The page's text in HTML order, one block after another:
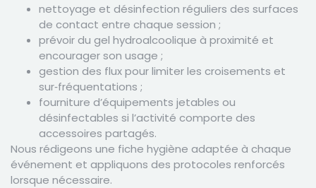
nettoyage et désinfection réguliers des surfaces
de contact entre chaque session ;
prévoir du gel hydroalcoolique à proximité et
encourager son usage ;
gestion des flux pour limiter les croisements et
sur‑fréquentations ;
fourniture d’équipements jetables ou
désinfectables si l’activité comporte des
accessoires partagés.
Nous rédigeons une fiche hygiène adaptée à chaque
événement et appliquons des protocoles renforcés
lorsque nécessaire.